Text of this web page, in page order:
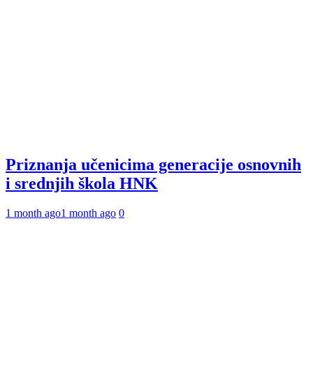
Priznanja učenicima generacije osnovnih
i srednjih škola HNK
1 month ago1 month ago 0